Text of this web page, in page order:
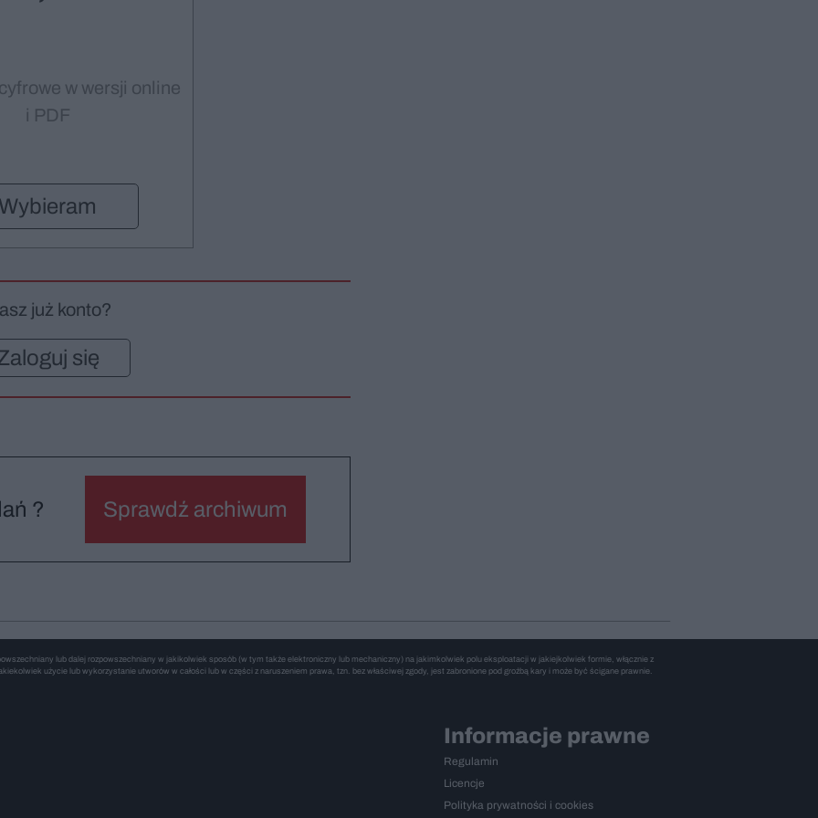
w wersji online
i PDF
już konto?
się
? Sprawdź archiwum
lub dalej rozpowszechniany w jakikolwiek sposób (w tym także elektroniczny lub mechaniczny) na jakimkolwiek polu eksploatacji w jakiejkolwiek formie, włącznie z
użycie lub wykorzystanie utworów w całości lub w części z naruszeniem prawa, tzn. bez właściwej zgody, jest zabronione pod groźbą kary i może być ścigane prawnie.
Informacje prawne
Regulamin
Licencje
Polityka prywatności i cookies